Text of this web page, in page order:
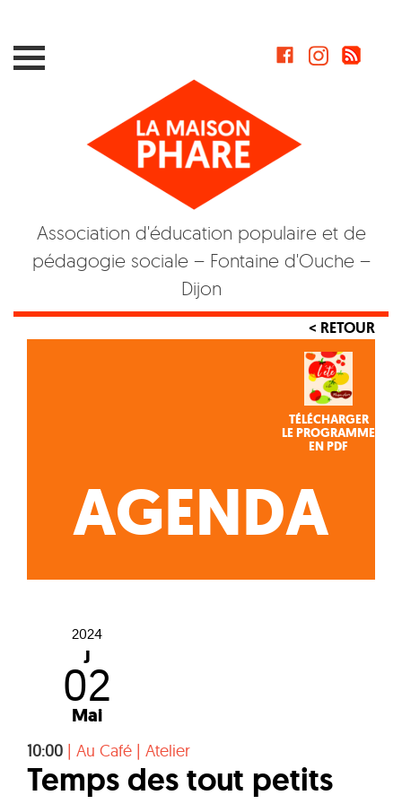
Association d'éducation populaire et de
pédagogie sociale – Fontaine d'Ouche –
Dijon
< RETOUR
TÉLÉCHARGER
LE PROGRAMME
EN PDF
AGENDA
2024
J
02
Mai
10:00 | Au Café | Atelier
Temps des tout petits